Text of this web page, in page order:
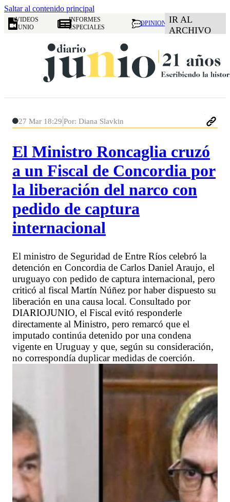
Saltar al contenido principal
VIDEOS
JUNIO
INFORMES
ESPECIALES
OPINION IR AL
ARCHIVO
27 Mar 18:29 Por: Diana Slavkin
El Ministro Roncaglia cruzó
a un Fiscal de Concordia por
la liberación del narco con
pedido de captura
internacional
El ministro de Seguridad de Entre Ríos celebró la
detención en Concordia de Carlos Daniel Araujo, el
uruguayo con pedido de captura internacional, pero
criticó al fiscal Martín Núñez por haber dispuesto su
liberación en una causa local. Consultado por
DIARIOJUNIO, el Fiscal evitó responderle
directamente al Ministro, pero remarcó que el
imputado continúa detenido por una condena
vigente en Uruguay y que, según su consideración,
no correspondía duplicar medidas de coerción.